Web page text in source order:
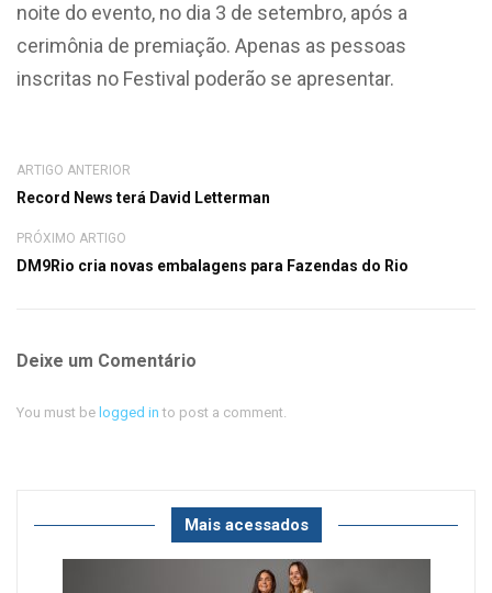
noite do evento, no dia 3 de setembro, após a
cerimônia de premiação. Apenas as pessoas
inscritas no Festival poderão se apresentar.
ARTIGO ANTERIOR
Record News terá David Letterman
PRÓXIMO ARTIGO
DM9Rio cria novas embalagens para Fazendas do Rio
Deixe um Comentário
You must be logged in to post a comment.
Mais acessados